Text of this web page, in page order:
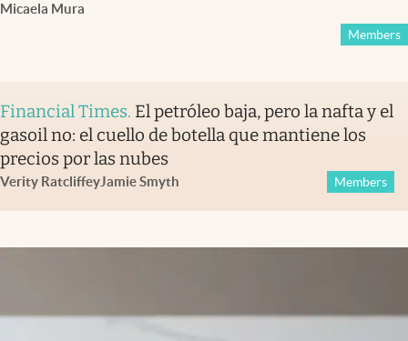
Micaela Mura
Members
Financial Times. El petróleo baja, pero la nafta y el
gasoil no: el cuello de botella que mantiene los
precios por las nubes
Verity RatcliffeyJamie Smyth Members